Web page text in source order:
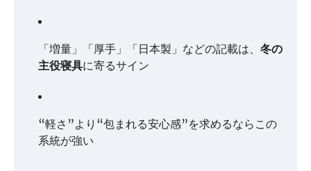
「増量」「厚手」「日本製」などの記載は、 冬の
主役寝具に寄るサイン
“軽さ”より“包まれる安心感”を求めるならこの
系統が強い